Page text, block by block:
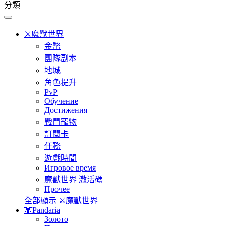
分類
⚔️魔獸世界
金幣
團隊副本
地城
角色提升
PvP
Обучение
Достижения
戰鬥寵物
訂閱卡
任務
遊戲​時間
Игровое время
魔獸世界 激活碼
Прочее
全部顯示 ⚔️魔獸世界
🐼Pandaria
Золото